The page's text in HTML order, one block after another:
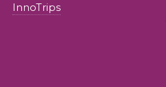
InnoTrips